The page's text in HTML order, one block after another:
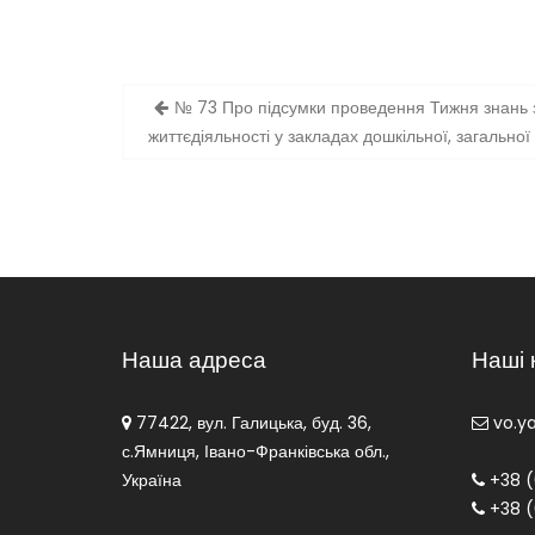
Навігація
записів
№ 73 Про підсумки проведення Тижня знань
життєдіяльності у закладах дошкільної,
Наша адреса
77422, вул. Галицька, буд. 36,
с.Ямниця, Івано-Франківська обл.,
Україна
Наші
+38
+38